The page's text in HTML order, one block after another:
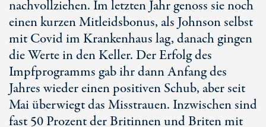
nachvollziehen. Im letzten Jahr genoss sie noch
einen kurzen Mitleidsbonus, als Johnson selbst
mit Covid im Krankenhaus lag, danach gingen
die Werte in den Keller. Der Erfolg des
Impfprogramms gab ihr dann Anfang des
Jahres wieder einen positiven Schub, aber seit
Mai überwiegt das Misstrauen. Inzwischen sind
fast 50 Prozent der Britinnen und Briten mit